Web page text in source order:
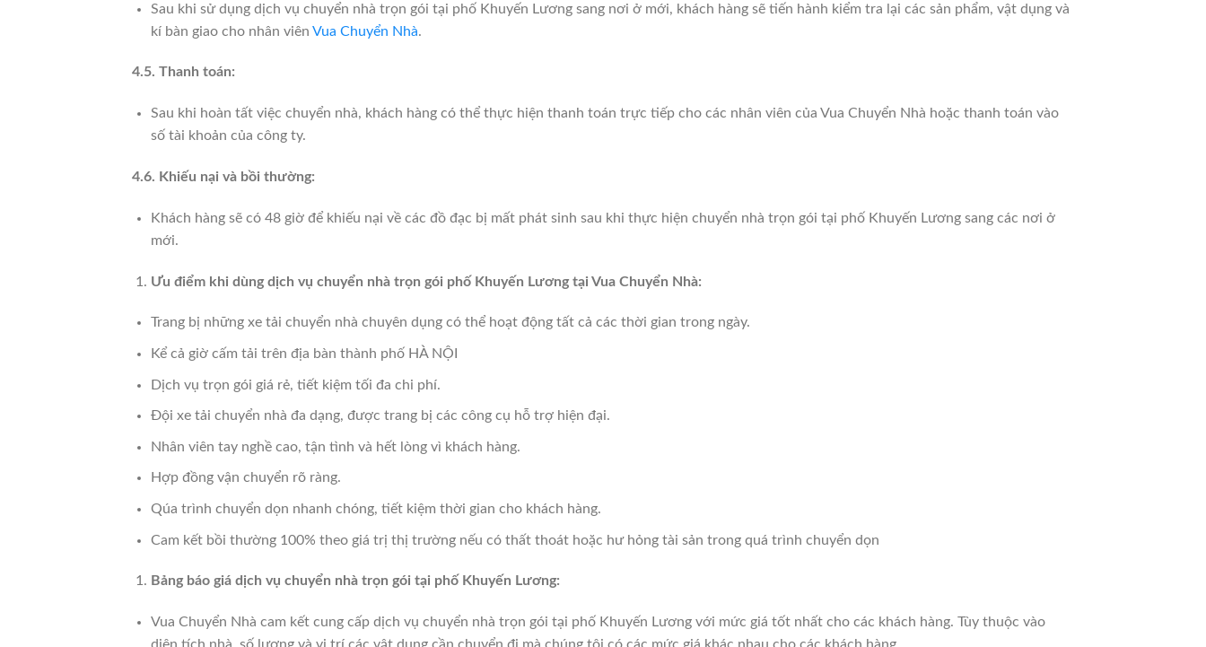
Sau khi sử dụng dịch vụ chuyển nhà trọn gói tại phố Khuyến Lương sang nơi ở mới, khách hàng sẽ tiến hành kiểm tra lại các sản phẩm, vật dụng và
kí bàn giao cho nhân viên Vua Chuyển Nhà.
4.5. Thanh toán:
Sau khi hoàn tất việc chuyển nhà, khách hàng có thể thực hiện thanh toán trực tiếp cho các nhân viên của Vua Chuyển Nhà hoặc thanh toán vào
số tài khoản của công ty.
4.6. Khiếu nại và bồi thường:
Khách hàng sẽ có 48 giờ để khiếu nại về các đồ đạc bị mất phát sinh sau khi thực hiện chuyển nhà trọn gói tại phố Khuyến Lương sang các nơi ở
mới.
Ưu điểm khi dùng dịch vụ chuyển nhà trọn gói phố Khuyến Lương tại Vua Chuyển Nhà:
Trang bị những xe tải chuyển nhà chuyên dụng có thể hoạt động tất cả các thời gian trong ngày.
Kể cả giờ cấm tải trên địa bàn thành phố HÀ NỘI
Dịch vụ trọn gói giá rẻ, tiết kiệm tối đa chi phí.
Đội xe tải chuyển nhà đa dạng, được trang bị các công cụ hỗ trợ hiện đại.
Nhân viên tay nghề cao, tận tình và hết lòng vì khách hàng.
Hợp đồng vận chuyển rõ ràng.
Qúa trình chuyển dọn nhanh chóng, tiết kiệm thời gian cho khách hàng.
Cam kết bồi thường 100% theo giá trị thị trường nếu có thất thoát hoặc hư hỏng tài sản trong quá trình chuyển dọn
Bảng báo giá dịch vụ chuyển nhà trọn gói tại phố Khuyến Lương:
Vua Chuyển Nhà cam kết cung cấp dịch vụ chuyển nhà trọn gói tại phố Khuyến Lương với mức giá tốt nhất cho các khách hàng. Tùy thuộc vào